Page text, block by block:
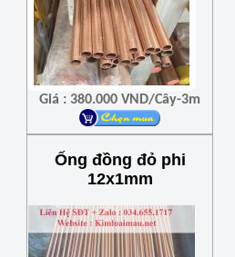
Giá : 380.000 VND/Cây-3m
Ống đồng đỏ phi
12x1mm